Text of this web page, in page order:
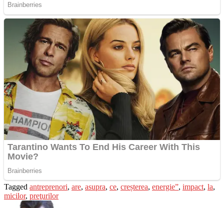
Tagged antreprenori, are, asupra, ce, creșterea, energie”, impact, la,
micilor, preţurilor